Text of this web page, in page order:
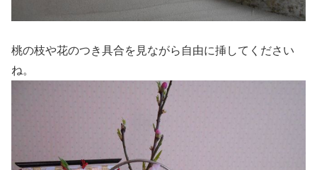
桃の枝や花のつき具合を見ながら自由に挿してください
ね。